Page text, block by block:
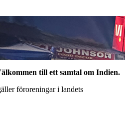
till ett samtal om Indien.
föroreningar i landets